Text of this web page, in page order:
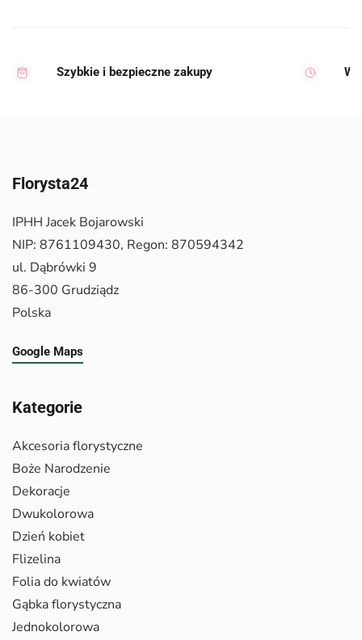
Szybkie i bezpieczne zakupy
Florysta24
IPHH Jacek Bojarowski
NIP: 8761109430, Regon: 870594342
ul. Dąbrówki 9
86-300 Grudziądz
Polska
Google Maps
Kategorie
Akcesoria florystyczne
Boże Narodzenie
Dekoracje
Dwukolorowa
Dzień kobiet
Flizelina
Folia do kwiatów
Gąbka florystyczna
Jednokolorowa